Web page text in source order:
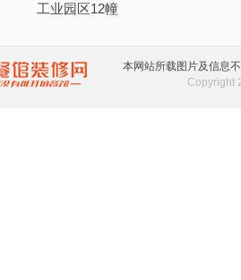
工业园区12幢
本网站所载图片及信息
Copyright